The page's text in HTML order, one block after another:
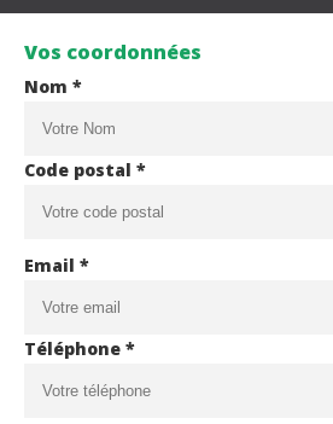
Vos coordonnées
Nom *
Code postal *
Email *
Téléphone *